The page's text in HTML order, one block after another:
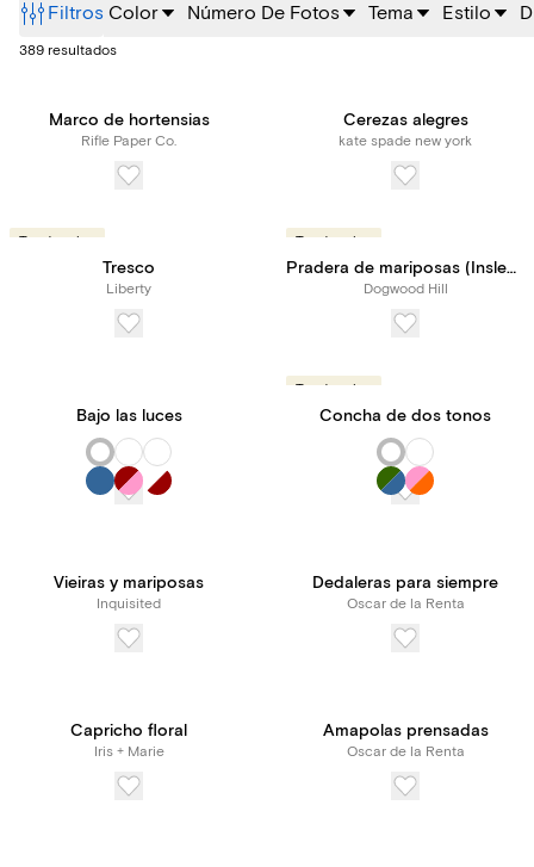
Filtros Color Número De Fotos Tema Estilo
389 resultados
Marco de hortensias
Rifle Paper Co.
Cerezas alegres
kate spade new york
Tendencias
Tresco
Liberty
Tendencias
Pradera de mariposas (Inslee Fariss)
Dogwood Hill
Bajo las luces
Tendencias
Concha de dos tonos
Vieiras y mariposas
Inquisited
Dedaleras para siempre
Oscar de la Renta
Capricho floral
Iris + Marie
Amapolas prensadas
Oscar de la Renta